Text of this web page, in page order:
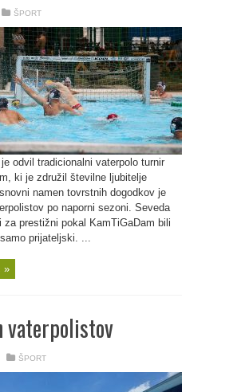
ŠPORT
odvil tradicionalni vaterpolo turnir
ki je združil številne ljubitelje
namen tovrstnih dogodkov je
po naporni sezoni. Seveda
za prestižni pokal KamTiGaDam bili
prijateljski. ...
»
vaterpolistov
ŠPORT